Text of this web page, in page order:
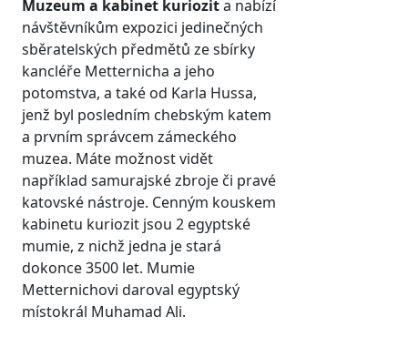
Muzeum a kabinet kuriozita nabízí
návštěvníkům expozici jedinečných
sběratelských předmětů ze sbírky
kancléře Metternicha a jeho
potomstva, a také od Karla Hussa,
jenž byl posledním chebským katem
a prvním správcem zámeckého
muzea. Máte možnost vidět
například samurajské zbroje či pravé
katovské nástroje. Cenným kouskem
kabinetu kuriozit jsou 2 egyptské
mumie, z nichž jedna je stará
dokonce 3500 let. Mumie
Metternichovi daroval egyptský
místokrál Muhamad Ali.